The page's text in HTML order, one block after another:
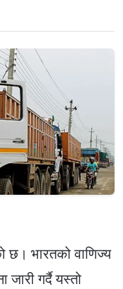
छ। भारतको वाणिज्य
गर्दै यस्तो